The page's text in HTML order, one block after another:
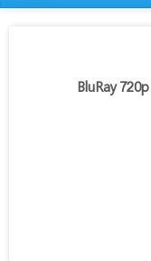
ناوبری
BluRay 720p